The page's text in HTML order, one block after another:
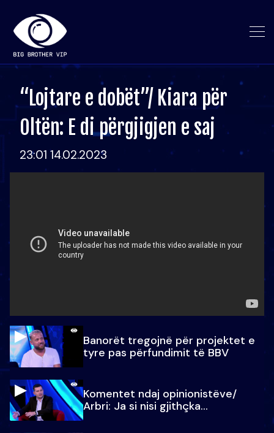
“Lojtare e dobët”/ Kiara për
Oltën: E di përgjigjen e saj
23:01 14.02.2023
Banorët tregojnë për projektet e
tyre pas përfundimit të BBV
Komentet ndaj opinionistëve/
Arbri: Ja si nisi gjithçka…